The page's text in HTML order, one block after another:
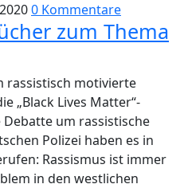
0 Kommentare
zum Thema
rassistisch motivierte
„Black Lives Matter“-
um rassistische
Polizei haben es in
Rassismus ist immer
in den westlichen